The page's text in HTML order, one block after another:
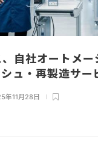
自社オートメー
ュ・再製造サー
年11月28日